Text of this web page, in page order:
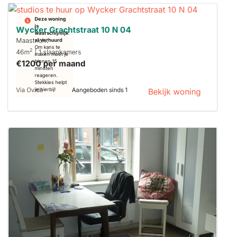
Deze woning
is
waarschijnlijk
al verhuurd
Om kans te
maken moet je
binnen 15
minuten
reageren.
Stekkies helpt
je hierbij!
Wycker Grachtstraat 10 N 04
Maastricht
46m2 | 1 slaapkamers
€1200 per maand
Via Ovida Aangeboden sinds 1 Bekijk woning
Deze woning
is
waarschijnlijk
al verhuurd
maken moet je
binnen 15
minuten
reageren.
Stekkies helpt
je hierbij!